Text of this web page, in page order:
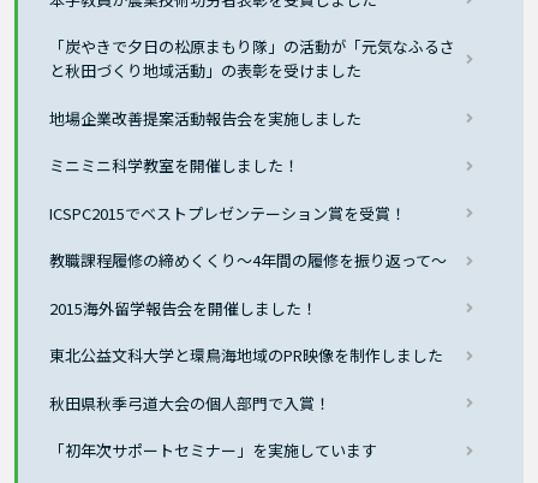
「炭やきで夕日の松原まもり隊」の活動が「元気なふるさ
と秋田づくり地域活動」の表彰を受けました
地場企業改善提案活動報告会を実施しました
ミニミニ科学教室を開催しました！
ICSPC2015でベストプレゼンテーション賞を受賞！
教職課程履修の締めくくり～4年間の履修を振り返って～
2015海外留学報告会を開催しました！
東北公益文科大学と環鳥海地域のPR映像を制作しました
秋田県秋季弓道大会の個人部門で入賞！
「初年次サポートセミナー」を実施しています